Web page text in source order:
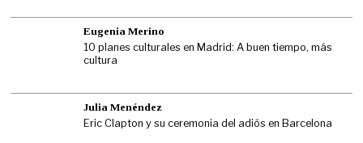
Eugenia Merino
10 planes culturales en Madrid: A buen tiempo, más
cultura
Julia Menéndez
Eric Clapton y su ceremonia del adiós en Barcelona